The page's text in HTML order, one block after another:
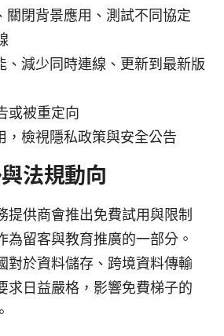
關閉背景應用、測試不同協定
、減少同時連線、更新到最新版
或被重定向
，檢視隱私政策與安全公告
法規動向
提供商會推出免費試用與限制
為留客與教育推廣的一部分。
對於資料儲存、跨境資料傳輸
求日益嚴格，影響免費梯子的